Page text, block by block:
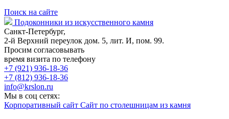
Поиск на сайте
Подоконники из искусственного камня
Санкт-Петербург,
2-й Верхний переулок дом. 5, лит. И, пом. 99.
Просим согласовывать
время визита по телефону
+7 (921) 936-18-36
+7 (812) 936-18-36
info@krslon.ru
Мы в соц сетях:
Корпоративный сайт Сайт по столешницам из камня